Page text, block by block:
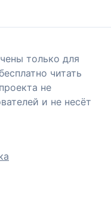
только для
читать
не
и не несёт